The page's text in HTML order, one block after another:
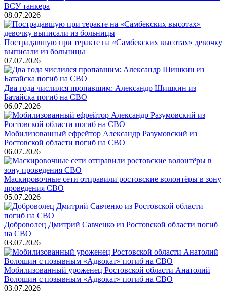
ВСУ танкера
08.07.2026
Пострадавшую при теракте на «Самбекских высотах» девочку
выписали из больницы
07.07.2026
Два года числился пропавшим: Александр Шишкин из
Батайска погиб на СВО
06.07.2026
Мобилизованный ефрейтор Александр Разумовский из
Ростовской области погиб на СВО
06.07.2026
Маскировочные сети отправили ростовские волонтёры в зону
проведения СВО
05.07.2026
Доброволец Дмитрий Савченко из Ростовской области погиб
на СВО
03.07.2026
Мобилизованный уроженец Ростовской области Анатолий
Волошин с позывным «Адвокат» погиб на СВО
03.07.2026